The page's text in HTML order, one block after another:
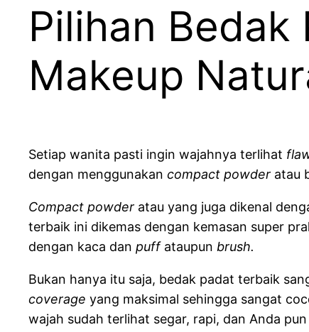
Pilihan
Makeup
Setiap wanita pasti ingin wajahnya terlihat
dengan menggunakan compact powder atau
Compact powder atau yang juga dikenal
terbaik ini dikemas dengan kemasan super
dengan kaca dan puff ataupun brush.
Bukan hanya itu saja, bedak padat terbaik
coverage yang maksimal sehingga sangat
wajah sudah terlihat segar, rapi, dan Anda